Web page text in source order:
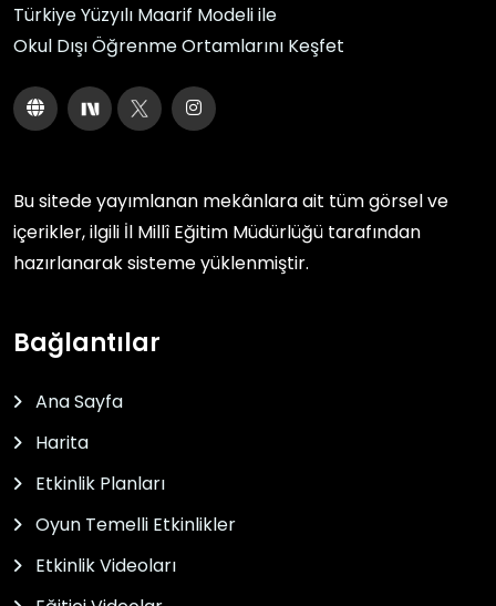
Türkiye Yüzyılı Maarif Modeli ile
Okul Dışı Öğrenme Ortamlarını Keşfet
Bu sitede yayımlanan mekânlara ait tüm görsel ve
içerikler, ilgili İl Millî Eğitim Müdürlüğü tarafından
hazırlanarak sisteme yüklenmiştir.
Bağlantılar
Ana Sayfa
Harita
Etkinlik Planları
Oyun Temelli Etkinlikler
Etkinlik Videoları